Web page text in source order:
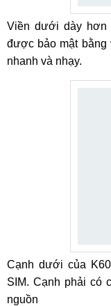
Viền dưới dày hơn
được bảo mật
nhanh và nhạy.
Cạnh dưới của
SIM. Cạnh phải có
nguồn